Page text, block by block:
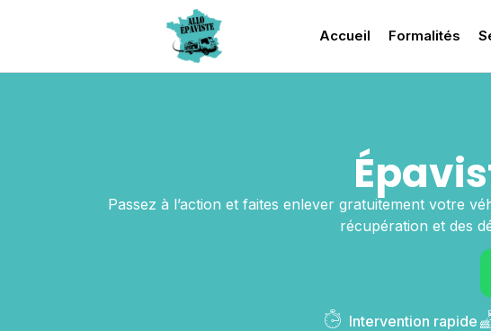
Accueil Formalités
Passez à l’action et faites enlever gratuitement votre
récupération et des
Intervention rapide